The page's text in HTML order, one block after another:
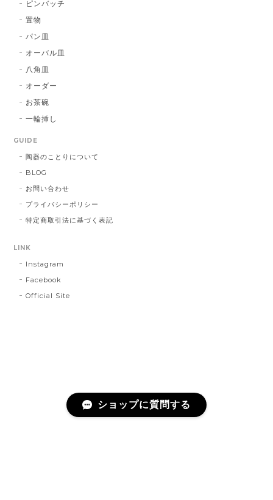
ピンバッチ
置物
パン皿
オーバル皿
八角皿
オーダー
お茶碗
一輪挿し
GUIDE
陶器のことりについて
BLOG
お問い合わせ
プライバシーポリシー
特定商取引法に基づく表記
LINK
Instagram
Facebook
Official Site
ショップに質問する